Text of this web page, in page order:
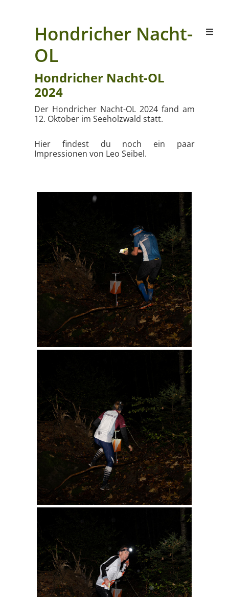
Hondricher Nacht-
OL
Hondricher Nacht-OL
2024
Der Hondricher Nacht-OL 2024 fand am
12. Oktober im Seeholzwald statt.
Hier findest du noch ein paar
Impressionen von Leo Seibel.